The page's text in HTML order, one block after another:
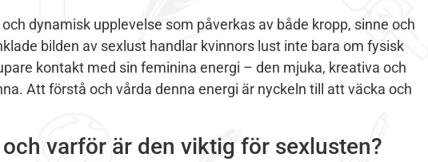
dynamisk upplevelse som påverkas av både kropp, sinne och
bilden av sexlust handlar kvinnors lust inte bara om fysisk
kontakt med sin feminina energi – den mjuka, kreativa och
Att förstå och vårda denna energi är nyckeln till att väcka och
varför är den viktig för sexlusten?